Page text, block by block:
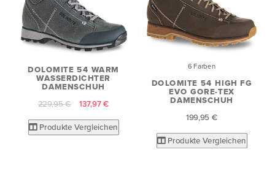
DOLOMITE 54 WARM
WASSERDICHTER
DAMENSCHUH
229,95 €
137,97 €
Produkte Vergleichen
6 Farben
DOLOMITE 54 HIGH FG
EVO GORE-TEX
DAMENSCHUH
199,95 €
Produkte Vergleichen